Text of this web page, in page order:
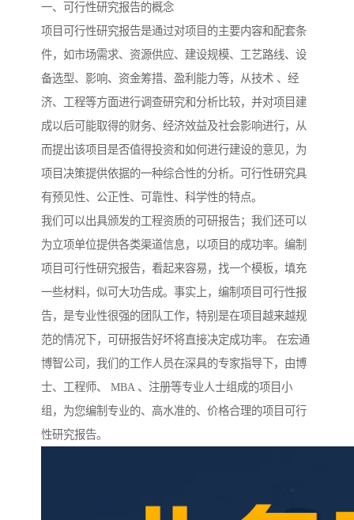
一、可行性研究报告的概念
项目可行性研究报告是通过对项目的主要内容和配套条
件，如市场需求、资源供应、建设规模、工艺路线、设
备选型、影响、资金筹措、盈利能力等，从技术 、经
济、工程等方面进行调查研究和分析比较，并对项目建
成以后可能取得的财务、经济效益及社会影响进行，从
而提出该项目是否值得投资和如何进行建设的意见，为
项目决策提供依据的一种综合性的分析。可行性研究具
有预见性、公正性、可靠性、科学性的特点。
我们可以出具颁发的工程资质的可研报告；我们还可以
为立项单位提供各类渠道信息，以项目的成功率。编制
项目可行性研究报告，看起来容易，找一个模板，填充
一些材料，似可大功告成。事实上，编制项目可行性报
告，是专业性很强的团队工作，特别是在项目越来越规
范的情况下，可研报告好坏将直接决定成功率。 在宏通
博智公司，我们的工作人员在深具的专家指导下，由博
士、工程师、 MBA 、注册等专业人士组成的项目小
组，为您编制专业的、高水准的、价格合理的项目可行
性研究报告。